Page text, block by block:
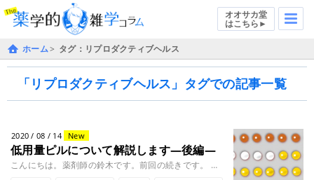
オオサカ堂
はこちら►
ホーム タグ：リプロダクティブヘルス
「リプロダクティブヘルス」タグでの記事一覧
2020 / 08 / 14 New
低用量ピルについて解説します―後編―
こんにちは。薬剤師の鈴木です。前回の続きです。 前編では、低用量ピルのメカニズムや様々な効果について解説しました。 後編........